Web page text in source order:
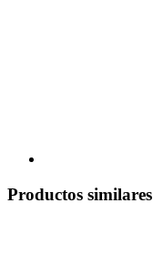
Productos similares